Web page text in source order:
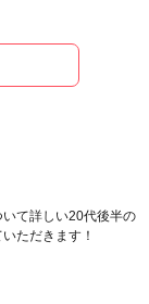
いて詳しい20代後半の
ただきます！